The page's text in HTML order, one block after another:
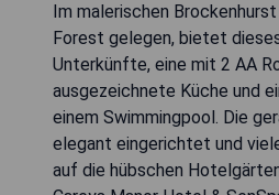
Im malerischen
Forest gelegen, bietet
Unterkünfte, eine mit 2 AA
ausgezeichnete Küche und
einem Swimmingpool. Die
elegant eingerichtet und
auf die hübschen